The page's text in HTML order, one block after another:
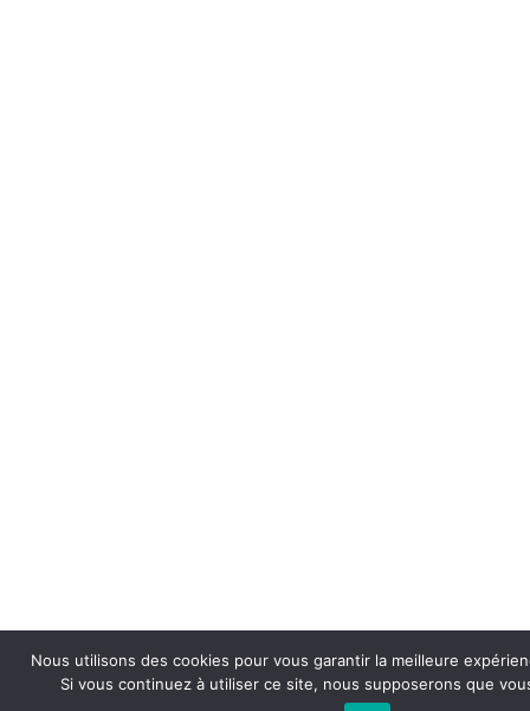
Nous utilisons des cookies pour vous garantir la meilleure
Si vous continuez à utiliser ce site, nous supposerons que